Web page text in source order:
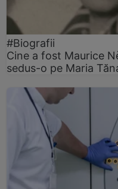
#Biografii
Cine a fost Maurice
sedus-o pe Maria